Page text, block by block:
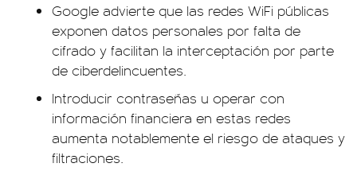
Google advierte que las redes WiFi públicas
exponen datos personales por falta de
cifrado y facilitan la interceptación por parte
de ciberdelincuentes.
Introducir contraseñas u operar con
información financiera en estas redes
aumenta notablemente el riesgo de ataques y
filtraciones.